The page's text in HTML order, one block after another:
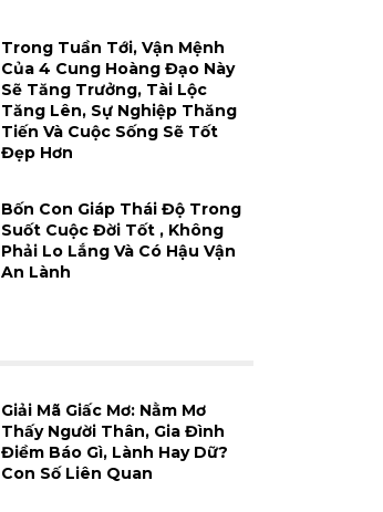
Trong Tuần Tới, Vận Mệnh
Của 4 Cung Hoàng Đạo Này
Sẽ Tăng Trưởng, Tài Lộc
Tăng Lên, Sự Nghiệp Thăng
Tiến Và Cuộc Sống Sẽ Tốt
Đẹp Hơn
Bốn Con Giáp Thái Độ Trong
Suốt Cuộc Đời Tốt , Không
Phải Lo Lắng Và Có Hậu Vận
An Lành
Giải Mã Giấc Mơ: Nằm Mơ
Thấy Người Thân, Gia Đình
Điềm Báo Gì, Lành Hay Dữ?
Con Số Liên Quan